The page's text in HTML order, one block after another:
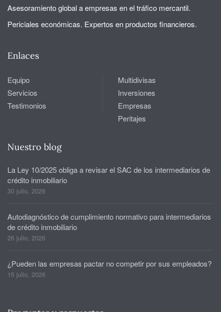
Asesoramiento global a empresas en el tráfico mercantil.
Periciales económicas. Expertos en productos financieros.
Enlaces
Equipo
Servicios
Testimonios
Multidivisas
Inversiones
Empresas
Peritajes
Nuestro blog
La Ley 10/2025 obliga a revisar el SAC de los intermediarios de
crédito inmobiliario
30 julio, 2026
Autodiagnóstico de cumplimiento normativo para intermediarios
de crédito inmobiliario
26 julio, 2026
¿Pueden las empresas pactar no competir por sus empleados?
15 julio, 2026